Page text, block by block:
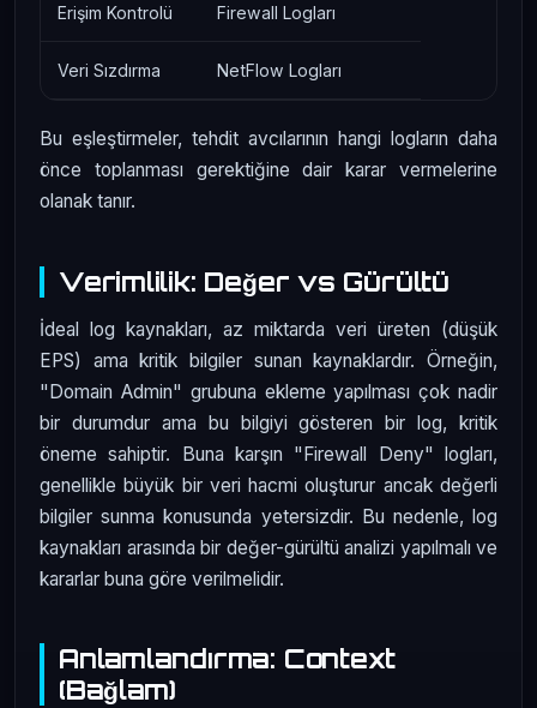
Erişim Kontrolü Firewall Logları
Veri Sızdırma NetFlow Logları
Bu eşleştirmeler, tehdit avcılarının hangi logların daha
önce toplanması gerektiğine dair karar vermelerine
olanak tanır.
Verimlilik: Değer vs Gürültü
İdeal log kaynakları, az miktarda veri üreten (düşük
EPS) ama kritik bilgiler sunan kaynaklardır. Örneğin,
"Domain Admin" grubuna ekleme yapılması çok nadir
bir durumdur ama bu bilgiyi gösteren bir log, kritik
öneme sahiptir. Buna karşın "Firewall Deny" logları,
genellikle büyük bir veri hacmi oluşturur ancak değerli
bilgiler sunma konusunda yetersizdir. Bu nedenle, log
kaynakları arasında bir değer-gürültü analizi yapılmalı ve
kararlar buna göre verilmelidir.
Anlamlandırma: Context
(Bağlam)